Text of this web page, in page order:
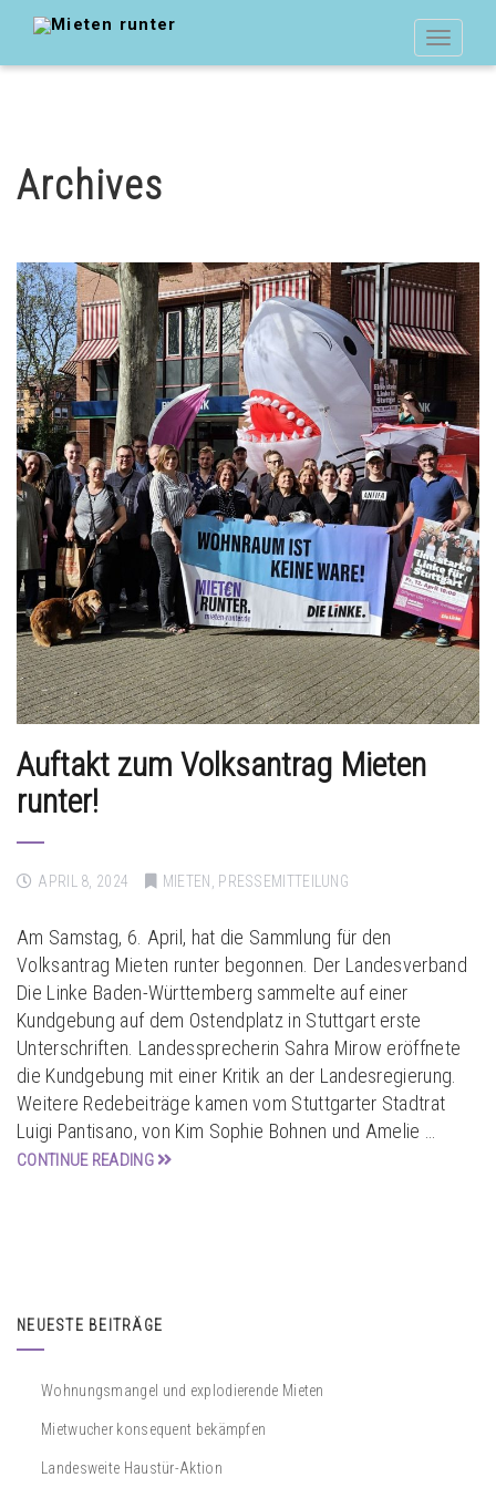
Toggle
Archives
Auftakt zum Volksantrag Mieten
runter!
APRIL 8, 2024 MIETEN , PRESSEMITTEILUNG
Am Samstag, 6. April, hat die Sammlung für den
Volksantrag Mieten runter begonnen. Der Landesverband
Die Linke Baden-Württemberg sammelte auf einer
Kundgebung auf dem Ostendplatz in Stuttgart erste
Unterschriften. Landessprecherin Sahra Mirow eröffnete
die Kundgebung mit einer Kritik an der Landesregierung.
Weitere Redebeiträge kamen vom Stuttgarter Stadtrat
Luigi Pantisano, von Kim Sophie Bohnen und Amelie …
CONTINUE READING
NEUESTE BEITRÄGE
Wohnungsmangel und explodierende Mieten
Mietwucher konsequent bekämpfen
Landesweite Haustür-Aktion